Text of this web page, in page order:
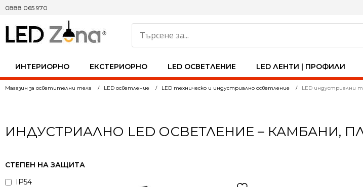
ИНТЕРИОРНО ЕКСТЕРИОРНО LED ОСВЕТЛЕНИЕ LED ЛЕНТИ | ПРОФИЛИ
0888 065 970
Магазин за осветителни тела LED осветление LED техническо и индустриално осветление LED индустриални
ИНДУСТРИАЛНО LED ОСВЕТЛЕНИЕ – КАМБАНИ,
СТЕПЕН НА ЗАЩИТА
IP54